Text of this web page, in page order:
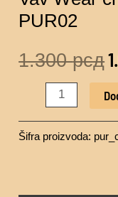
PUR02
1.300рсд
Šifra proizvoda: